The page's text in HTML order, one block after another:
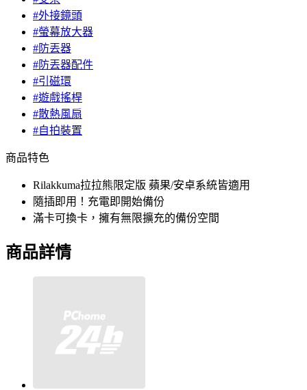
#外接鏡頭
#螢幕放大器
#防丟器
#防丟器配件
#引磁環
#遊戲搖桿
#散熱風扇
#自拍裝置
商品特色
Rilakkuma拉拉熊限定版 蘋果/安卓系統皆適用
隨插即用！充電即開始備份
滿卡可換卡，擁有無限擴充的備份空間
商品詳情